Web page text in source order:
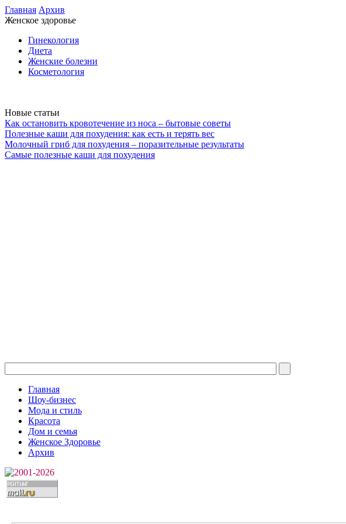
Главная Архив
Женское здоровье
Гинекология
Диета
Женские болезни
Косметология
Новые статьи
Как остановить кровотечение из носа – бытовые советы
Полезные каши для похудения: как есть и терять вес
Молочный гриб для похудения – поразительные результаты
Самые полезные каши для похудения
Главная
Шоу-бизнес
Мода и стиль
Красота
Дом и семья
Женское Здоровье
Архив
2001-2026